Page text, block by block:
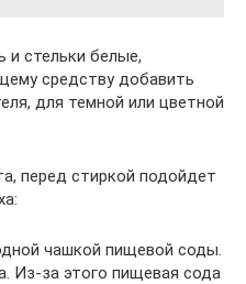
и стельки белые,
средству добавить
для темной или цветной
перед стиркой подойдет
чашкой пищевой соды.
Из-за этого пищевая сода